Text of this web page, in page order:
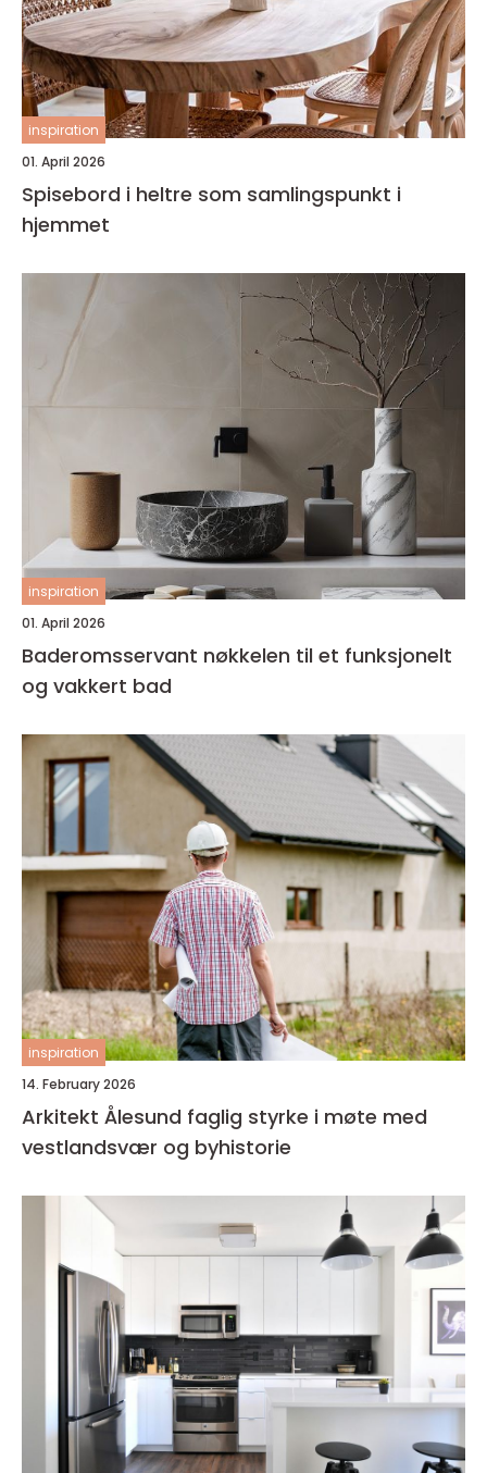
inspiration
01. April 2026
Spisebord i heltre som samlingspunkt i
hjemmet
inspiration
01. April 2026
Baderomsservant nøkkelen til et funksjonelt
og vakkert bad
inspiration
14. February 2026
Arkitekt Ålesund faglig styrke i møte med
vestlandsvær og byhistorie